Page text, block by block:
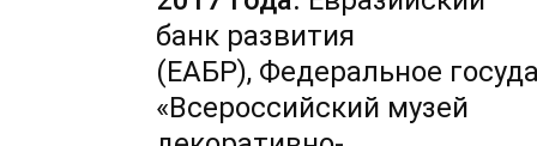
банк развития
(ЕАБР), Федеральное
«Всероссийский музей